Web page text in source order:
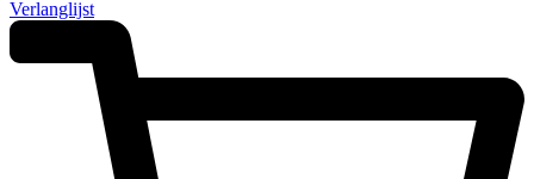
Verlanglijst